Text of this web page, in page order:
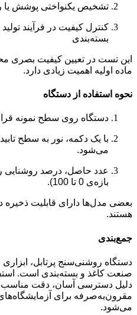
تشخیص یکنواختی پوشش
کنترل کیفیت در فرآیند تولید
بسته‌بندی
این تست در تعیین کیفیت بصری
ماده اولیه اهمیت زیادی دارد.
نحوه استفاده از دستگاه
دستگاه روی سطح نمونه
با یک دکمه، نور به سطح
می‌شود.
عدد حاصل، درصد روشنایی
بازه‌ی 0 تا 100).
بعضی مدل‌ها دارای قابلیت ذخیره
هستند.
جمع‌بندی
دستگاه روشنی‌سنج پرتابل،
صنعت کاغذ و بسته‌بندی است.
دلیل دسترسی آسان، دقت مناسب و
مقرون‌به‌صرفه برای
می‌شود.